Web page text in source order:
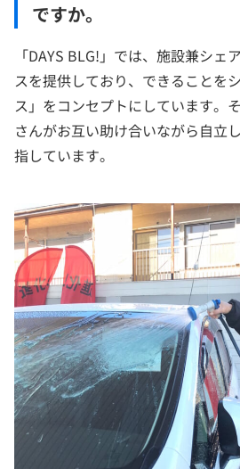
ですか。
「DAYS BLG!」では、施設兼シェ
スを提供しており、できることを
ス」をコンセプトにしています。
さんがお互い助け合いながら自立
指しています。